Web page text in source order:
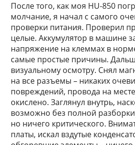
После того, как моя HU-850
молчание, я начал с самого
проверки питания. Проверил
целые. Аккумулятор в машине
напряжение на клеммах в
самые простые причины.
визуальному осмотру. Снял
на все разъемы – никаких
повреждений, провода на
окислено. Заглянул внутрь,
возможно без полной
но ничего критического.
платы, искал вздутые